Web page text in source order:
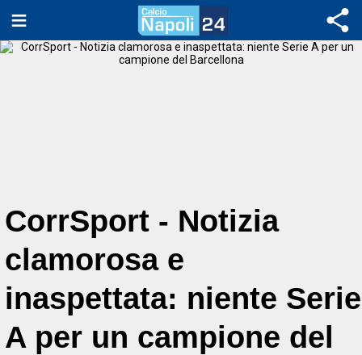
CorrSport - Notizia
clamorosa e
inaspettata: niente Serie
A per un campione del